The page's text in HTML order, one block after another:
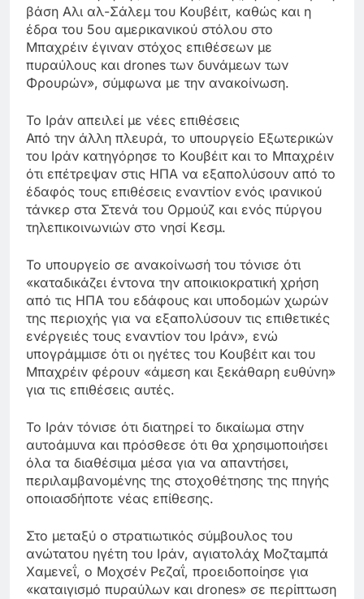
βάση Αλι αλ-Σάλεμ του Κουβέιτ, καθώς και η
έδρα του 5ου αμερικανικού στόλου στο
Μπαχρέιν έγιναν στόχος επιθέσεων με
πυραύλους και drones των δυνάμεων των
Φρουρών», σύμφωνα με την ανακοίνωση.
Το Ιράν απειλεί με νέες επιθέσεις
Από την άλλη πλευρά, το υπουργείο Εξωτερικών
του Ιράν κατηγόρησε το Κουβέιτ και το Μπαχρέιν
ότι επέτρεψαν στις ΗΠΑ να εξαπολύσουν από το
έδαφός τους επιθέσεις εναντίον ενός ιρανικού
τάνκερ στα Στενά του Ορμούζ και ενός πύργου
τηλεπικοινωνιών στο νησί Κεσμ.
Το υπουργείο σε ανακοίνωσή του τόνισε ότι
«καταδικάζει έντονα την αποικιοκρατική χρήση
από τις ΗΠΑ του εδάφους και υποδομών χωρών
της περιοχής για να εξαπολύσουν τις επιθετικές
ενέργειές τους εναντίον του Ιράν», ενώ
υπογράμμισε ότι οι ηγέτες του Κουβέιτ και του
Μπαχρέιν φέρουν «άμεση και ξεκάθαρη ευθύνη»
για τις επιθέσεις αυτές.
Το Ιράν τόνισε ότι διατηρεί το δικαίωμα στην
αυτοάμυνα και πρόσθεσε ότι θα χρησιμοποιήσει
όλα τα διαθέσιμα μέσα για να απαντήσει,
περιλαμβανομένης της στοχοθέτησης της πηγής
οποιασδήποτε νέας επίθεσης.
Στο μεταξύ ο στρατιωτικός σύμβουλος του
ανώτατου ηγέτη του Ιράν, αγιατολάχ Μοζταμπά
Χαμενεΐ, ο Μοχσέν Ρεζαΐ, προειδοποίησε για
«καταιγισμό πυραύλων και drones» σε περίπτωση